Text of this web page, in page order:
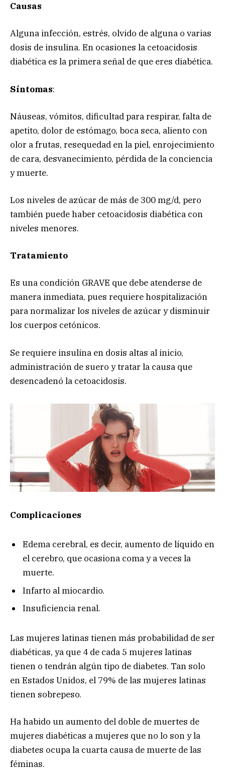
Causas
Alguna infección, estrés, olvido de alguna o varias
dosis de insulina. En ocasiones la cetoacidosis
diabética es la primera señal de que eres diabética.
Síntomas:
Náuseas, vómitos, dificultad para respirar, falta de
apetito, dolor de estómago, boca seca, aliento con
olor a frutas, resequedad en la piel, enrojecimiento
de cara, desvanecimiento, pérdida de la conciencia
y muerte.
Los niveles de azúcar de más de 300 mg/d, pero
también puede haber cetoacidosis diabética con
niveles menores.
Tratamiento
Es una condición GRAVE que debe atenderse de
manera inmediata, pues requiere hospitalización
para normalizar los niveles de azúcar y disminuir
los cuerpos cetónicos.
Se requiere insulina en dosis altas al inicio,
administración de suero y tratar la causa que
desencadenó la cetoacidosis.
Complicaciones
Edema cerebral, es decir, aumento de líquido en
el cerebro, que ocasiona coma y a veces la
muerte.
Infarto al miocardio.
Insuficiencia renal.
Las mujeres latinas tienen más probabilidad de ser
diabéticas, ya que 4 de cada 5 mujeres latinas
tienen o tendrán algún tipo de diabetes. Tan solo
en Estados Unidos, el 79% de las mujeres latinas
tienen sobrepeso.
Ha habido un aumento del doble de muertes de
mujeres diabéticas a mujeres que no lo son y la
diabetes ocupa la cuarta causa de muerte de las
féminas.